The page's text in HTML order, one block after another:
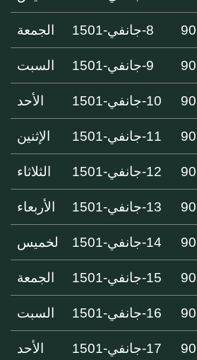
8-جانفي-1501 الجمعة
9-جانفي-1501 السبت
10-جانفي-1501 الأحد
11-جانفي-1501 الإثنين
12-جانفي-1501 الثلاثاء
13-جانفي-1501 الأربعاء
14-جانفي-1501 لخميس
15-جانفي-1501 الجمعة
16-جانفي-1501 السبت
17-جانفي-1501 الأحد